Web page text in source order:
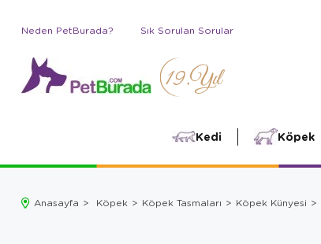
Neden PetBurada? Sık Sorulan Sorular
Kedi Köpek
Anasayfa Köpek Köpek Tasmaları Köpek Künyesi